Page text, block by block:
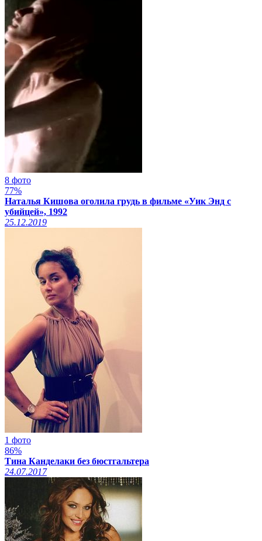
8 фото
77%
Наталья Кишова оголила грудь в фильме «Уик Энд с
убийцей», 1992
25.12.2019
1 фото
86%
Тина Канделаки без бюстгальтера
24.07.2017